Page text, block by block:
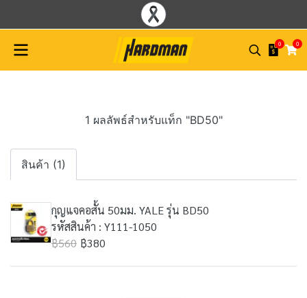
0 0
1 ผลลัพธ์สำหรับแท็ก "BD50"
สินค้า (1)
กุญแจคอสั้น 50มม. YALE รุ่น BD50
รหัสสินค้า : Y111-1050
฿560 ฿380